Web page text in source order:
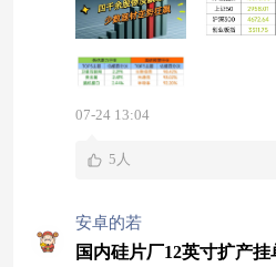
初愈的人需要静养，指数
看最近偶尔有热点冒头，
07-24 13:04
5人
安卓的若
国内硅片厂12英寸扩产